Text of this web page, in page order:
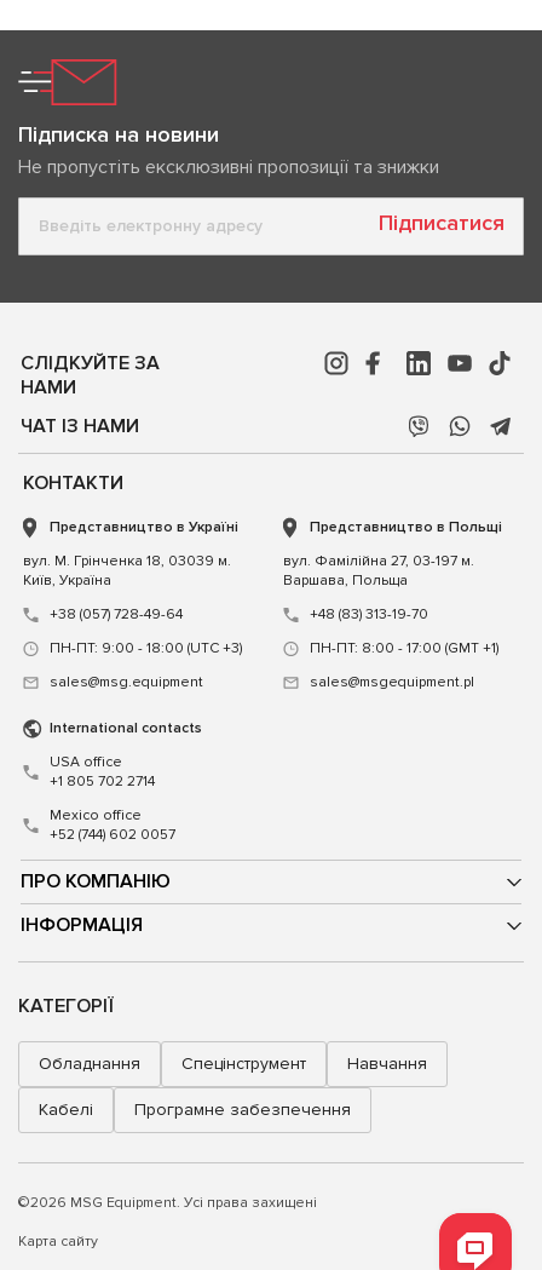
Підписка на новини
Не пропустіть ексклюзивні пропозиції та знижки
Підписатися
СЛІДКУЙТЕ ЗА
НАМИ
ЧАТ ІЗ НАМИ
ПРО КОМПАНІЮ
ІНФОРМАЦІЯ
КОНТАКТИ
Представництво в Україні
вул. М. Грінченка 18, 03039 м.
Київ, Україна
+38 (057) 728-49-64
ПН-ПТ: 9:00 - 18:00 (UTC +3)
sales@msg.equipment
Представництво в Польщі
вул. Фамілійна 27, 03-197 м.
Варшава, Польща
+48 (83) 313-19-70
ПН-ПТ: 8:00 - 17:00 (GMT +1)
sales@msgequipment.pl
International contacts
USA office
+1 805 702 2714
Mexico office
+52 (744) 602 0057
КАТЕГОРІЇ
Обладнання Спецінструмент Навчання
Кабелі Програмне забезпечення
©2026 MSG Equipment. Усі права захищені
Карта сайту